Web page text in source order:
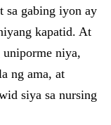
sa gabing iyon ay
kapatid. At
uniporme niya,
ng ama, at
siya sa nursing